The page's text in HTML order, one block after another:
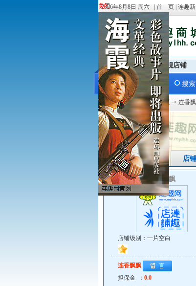
关闭
关闭
2026年8月8日 周六 | 首 页 连趣新
商城首页 旗舰店铺
搜
您现在的位置：商城首页 -> 连香
店铺首页 店
连香飘飘
店铺级别：一片空白
连香飘飘
担保金 ： 0.0